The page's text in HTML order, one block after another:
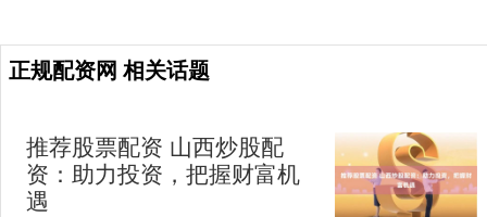
正规配资网 相关话题
推荐股票配资 山西炒股配
资：助力投资，把握财富机
遇